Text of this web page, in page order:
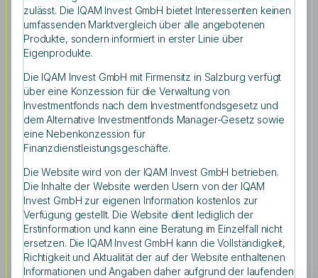
Wertsicherungsstrategien einen dynamischen
Schutz vor Marktrückgängen. So sichern wir
Portfolios effektiv ab und gewährleisten
Stabilität bei gleichzeitiger Nutzung von
Wachstumschancen.
Weitere Informationen
01 - 05
zulässt. Die IQAM Invest GmbH bietet Interessenten keinen
umfassenden Marktvergleich über alle angebotenen
Produkte, sondern informiert in erster Linie über
Eigenprodukte.
Die IQAM Invest GmbH mit Firmensitz in Salzburg verfügt
über eine Konzession für die Verwaltung von
Investmentfonds nach dem Investmentfondsgesetz und
dem Alternative Investmentfonds Manager-Gesetz sowie
eine Nebenkonzession für
Finanzdienstleistungsgeschäfte.
Die Website wird von der IQAM Invest GmbH betrieben.
Die Inhalte der Website werden Usern von der IQAM
Invest GmbH zur eigenen Information kostenlos zur
Verfügung gestellt. Die Website dient lediglich der
Erstinformation und kann eine Beratung im Einzelfall nicht
ersetzen. Die IQAM Invest GmbH kann die Vollständigkeit,
Richtigkeit und Aktualität der auf der Website enthaltenen
Informationen und Angaben daher aufgrund der laufenden